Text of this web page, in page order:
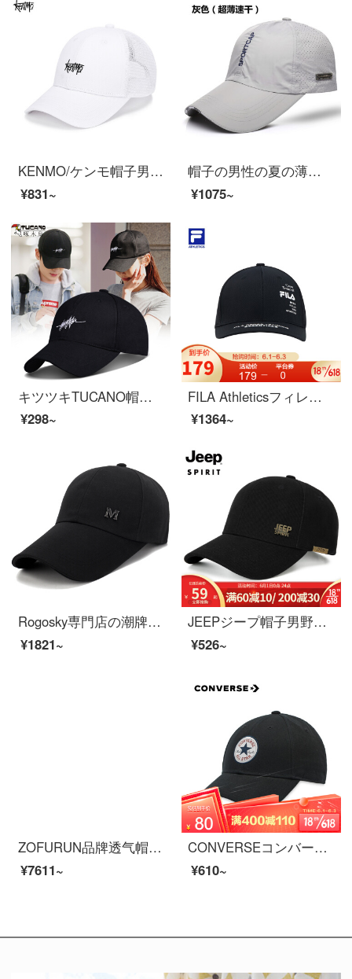
KENMO/ケンモ帽子男の夏のレジャーネットの目は透過性があります。野球帽の女性ins韓国版のマルチアンサンブルカードの透かし彫りにします。アヒルの舌のネットの帽子のスポーツアウトドアの日焼け止めサンキャップの帽子の白の平均サイズ（トップが56 cm-60 cm）
¥831~
帽子の男性の夏の薄いタイプの通気性の日よけ帽子韓国版青少年屋外の日よけの速乾帽子の野球帽の薄い灰色（速乾）の帽子の囲い（56-61 cm）は調節することができます。
¥1075~
キツツキTUCANO帽子男春夏野球帽カジュアル韓国版ヒップホップキャップ百選に適合した夏のおしゃれなハンチング帽のサイズが調節できます（55-60 CM）M 146黒
¥298~
FILA Athleticsフィレカップル野球帽2021年夏新作ファッション野球帽男女深黒-BK XS
¥1364~
Rogosky専門店の潮牌春夏の長いひさしの野球帽の男性の戸外の薄い金アヒルの舌の帽子の四季のスポーツ帽の中で老人の帽子が軽くて贅沢なオリジナルの黒いMM長いひさしを調整して収集して買うことができます。
¥1821~
JEEPジープ帽子男野球帽子トレンド春夏新型アウトドアカジュアルアヒル舌帽子日焼け止め帽子ファッション柳丁経典ブランド帽子帽子帽子帽子帽子スポーツ日焼け止め帽子ブラックフリー56-61調節できます。
¥526~
ZOFURUN品牌透气帽子男女防晒鸭舌帽韩版夏季新款休闲大头围运动户外棒球帽潮牌 【高顶大M】黑色白标 L正常码（55-60cm）
¥7611~
CONVERSEコンバース公式Baseball HPS男性用カジュアルキャップ1008476 1008476-A 01/ブラックOFA
¥610~